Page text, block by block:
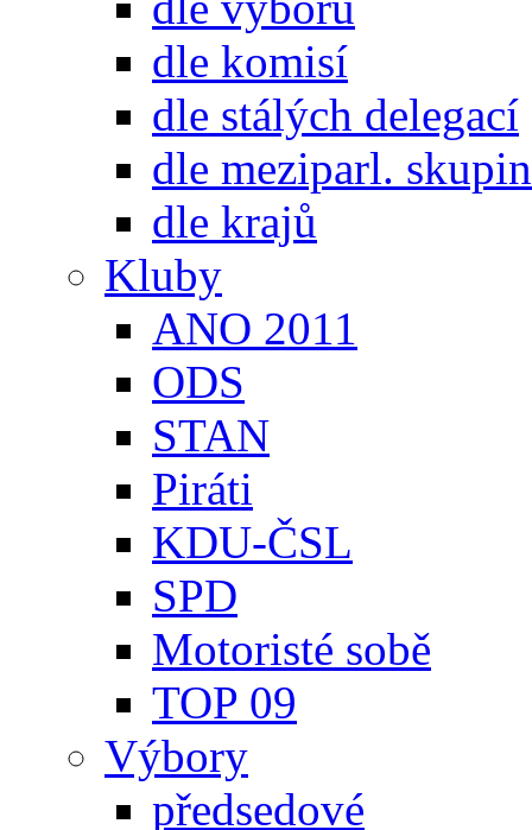
dle komisí
dle stálých delegací
dle meziparl. skupin
dle krajů
Kluby
ANO 2011
ODS
STAN
Piráti
KDU-ČSL
SPD
Motoristé sobě
TOP 09
Výbory
předsedové